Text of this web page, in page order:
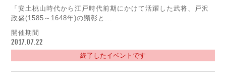
「安土桃山時代から江戸時代前期にかけて活躍した武将、戸沢
政盛(1585～1648年)の顕彰と...
開催期間
2017.07.22
終了したイベントです